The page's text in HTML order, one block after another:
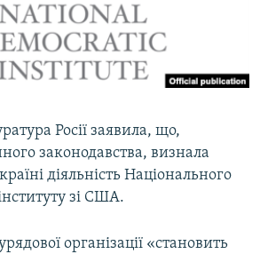
КРИМУ
Росії заявила, що,
законодавства, визнала
діяльність Національного
зі США.
організації «становить